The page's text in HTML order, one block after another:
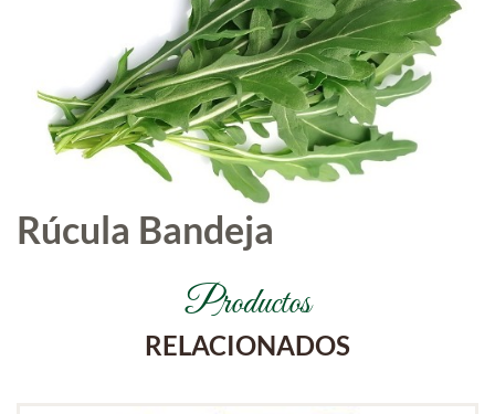
Rúcula Bandeja
Productos
RELACIONADOS